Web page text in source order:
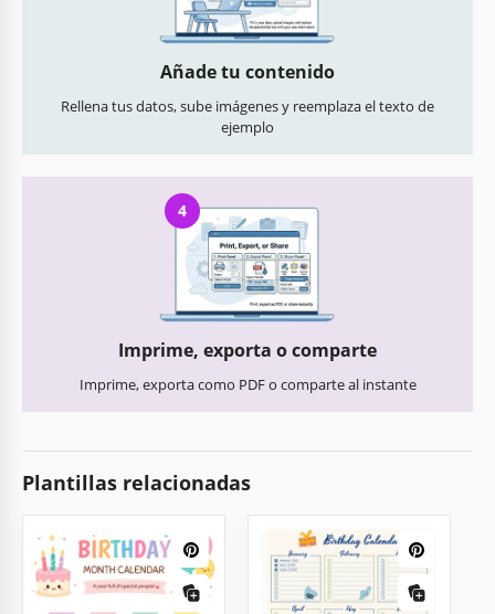
Añade tu contenido
Rellena tus datos, sube imágenes y reemplaza el texto de
ejemplo
4
Imprime, exporta o comparte
Imprime, exporta como PDF o comparte al instante
Plantillas relacionadas